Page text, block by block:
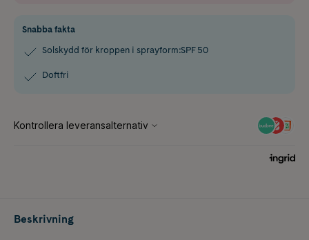
Snabba fakta
Solskydd för kroppen i sprayform:SPF 50
Doftfri
Beskrivning